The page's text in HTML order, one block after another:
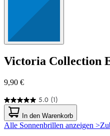
Victoria Collection
9,90 €
5.0 (1)
5.0
von
5
Sternen.
In den Warenkorb
Alle Sonnenbrillen anzeigen >